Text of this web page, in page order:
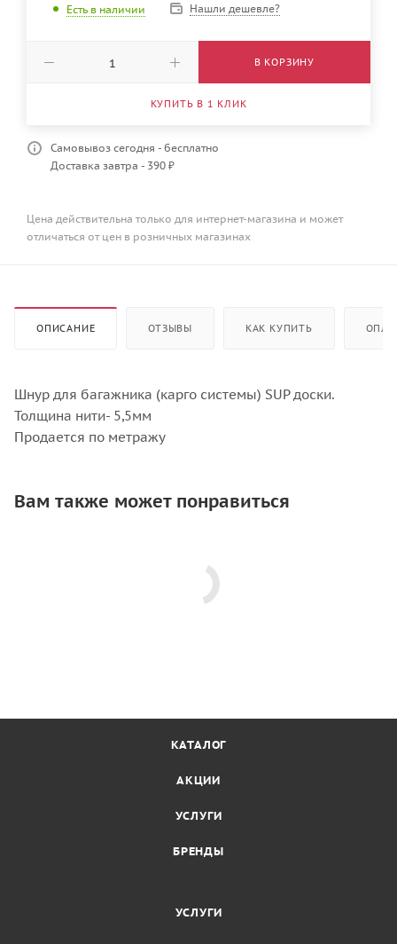
Есть в наличии Нашли дешевле?
В КОРЗИНУ
КУПИТЬ В 1 КЛИК
Самовывоз сегодня - бесплатно
Доставка завтра - 390 ₽
Цена действительна только для интернет-магазина и может
отличаться от цен в розничных магазинах
ОПИСАНИЕ ОТЗЫВЫ КАК КУПИТЬ
Шнур для багажника (карго системы) SUP доски.
Толщина нити- 5,5мм
Продается по метражу
Вам также может понравиться
КАТАЛОГ
АКЦИИ
УСЛУГИ
БРЕНДЫ
УСЛУГИ